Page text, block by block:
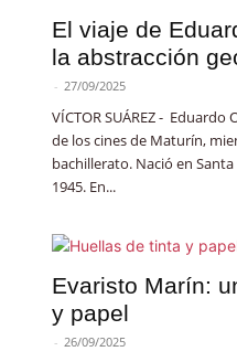
El viaje de
la abstracción
- 27/09/2025
VÍCTOR SUÁREZ - Eduardo
de los cines de Maturín,
bachillerato. Nació en
1945. En...
Evaristo Marín:
y papel
- 26/09/2025